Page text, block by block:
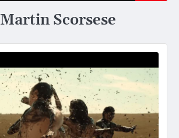
Martin Scorsese